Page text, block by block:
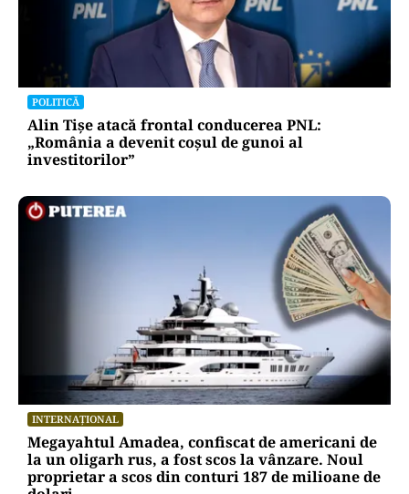
POLITICĂ
Alin Tișe atacă frontal conducerea PNL:
„România a devenit coșul de gunoi al
investitorilor”
INTERNAȚIONAL
Megayahtul Amadea, confiscat de americani de
la un oligarh rus, a fost scos la vânzare. Noul
proprietar a scos din conturi 187 de milioane de